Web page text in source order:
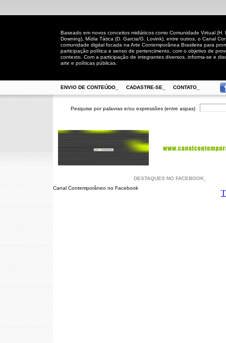
Baseado em novos conceitos midiáticos como Comunidade Virtual (H.
Downing), Mídia Tática (D. Garcia/G. Lovink), entre outros, o Canal
comunidade digital focada na Arte Contemporânea Brasileira para
participação política e senso de pertencimento, com o objetivo de
contexto. Com a participação de integrantes diversos, informa-se e
arte e políticas públicas.
ENVIO DE CONTEÚDO_ CADASTRE-SE_ CONTATO_
Pesquise por palavras e/ou expressões (entre aspas)
DESTAQUES NO FACEBOOK_
Canal Contemporâneo no Facebook